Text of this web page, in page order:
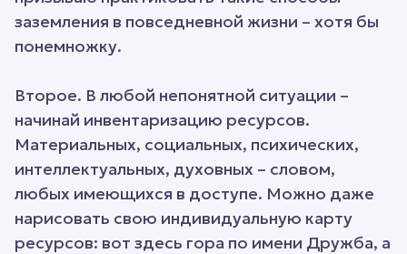
заземления в повседневной жизни – хотя бы
понемножку.
Второе. В любой непонятной ситуации –
начинай инвентаризацию ресурсов.
Материальных, социальных, психических,
интеллектуальных, духовных – словом,
любых имеющихся в доступе. Можно даже
нарисовать свою индивидуальную карту
ресурсов: вот здесь гора по имени Дружба, а